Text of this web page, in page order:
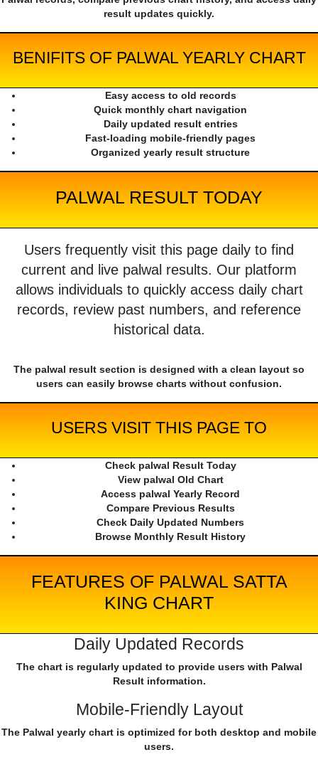
result updates quickly.
BENIFITS OF PALWAL YEARLY CHART
Easy access to old records
Quick monthly chart navigation
Daily updated result entries
Fast-loading mobile-friendly pages
Organized yearly result structure
PALWAL RESULT TODAY
Users frequently visit this page daily to find
current and live palwal results. Our platform
allows individuals to quickly access daily chart
records, review past numbers, and reference
historical data.
The palwal result section is designed with a clean layout so
users can easily browse charts without confusion.
USERS VISIT THIS PAGE TO
Check palwal Result Today
View palwal Old Chart
Access palwal Yearly Record
Compare Previous Results
Check Daily Updated Numbers
Browse Monthly Result History
FEATURES OF PALWAL SATTA
KING CHART
Daily Updated Records
The chart is regularly updated to provide users with Palwal
Result information.
Mobile-Friendly Layout
The Palwal yearly chart is optimized for both desktop and mobile
users.